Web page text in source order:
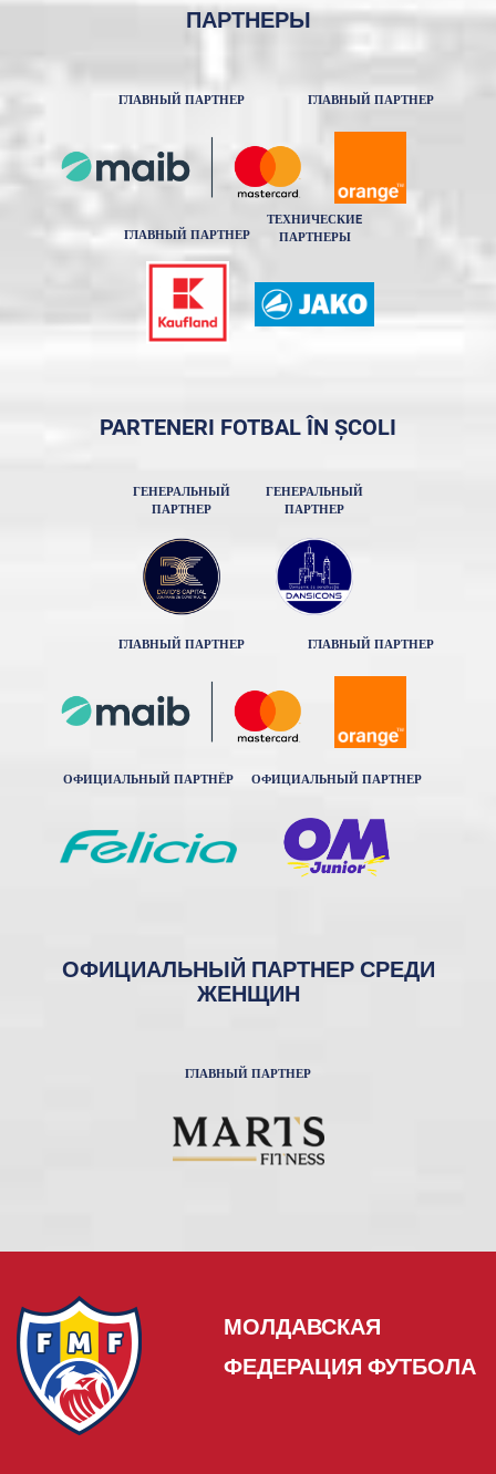
ПАРТНЕРЫ
ГЛАВНЫЙ ПАРТНЕР ГЛАВНЫЙ ПАРТНЕР
ГЛАВНЫЙ ПАРТНЕР
ТЕХНИЧЕСКИE
ПАРТНЕРЫ
PARTENERI FOTBAL ÎN ȘCOLI
ГЕНЕРАЛЬНЫЙ
ПАРТНЕР
ГЕНЕРАЛЬНЫЙ
ПАРТНЕР
ГЛАВНЫЙ ПАРТНЕР ГЛАВНЫЙ ПАРТНЕР
ОФИЦИАЛЬНЫЙ ПАРТНЁР ОФИЦИАЛЬНЫЙ ПАРТНЕР
ОФИЦИАЛЬНЫЙ ПАРТНЕР СРЕДИ
ЖЕНЩИН
ГЛАВНЫЙ ПАРТНЕР
МОЛДАВСКАЯ
ФЕДЕРАЦИЯ ФУТБОЛА